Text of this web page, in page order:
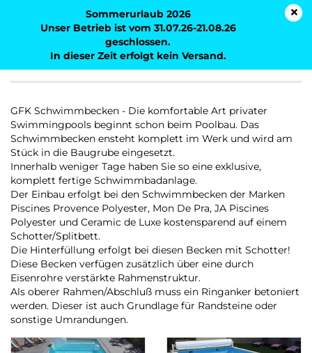
Sommerurlaub 2026
Unser Betrieb ist vom 31.07.26-21.08.26
geschlossen.
In dieser Zeit erfolgt kein Versand.
GFK Schwimmbecken - Die komfortable Art privater
Swimmingpools beginnt schon beim Poolbau. Das
Schwimmbecken ensteht komplett im Werk und wird am
Stück in die Baugrube eingesetzt.
Innerhalb weniger Tage haben Sie so eine exklusive,
komplett fertige Schwimmbadanlage.
Der Einbau erfolgt bei den Schwimmbecken der Marken
Piscines Provence Polyester, Mon De Pra, JA Piscines
Polyester und Ceramic de Luxe kostensparend auf einem
Schotter/Splitbett.
Die Hinterfüllung erfolgt bei diesen Becken mit Schotter!
Diese Becken verfügen zusätzlich über eine durch
Eisenrohre verstärkte Rahmenstruktur.
Als oberer Rahmen/Abschluß muss ein Ringanker betoniert
werden. Dieser ist auch Grundlage für Randsteine oder
sonstige Umrandungen.